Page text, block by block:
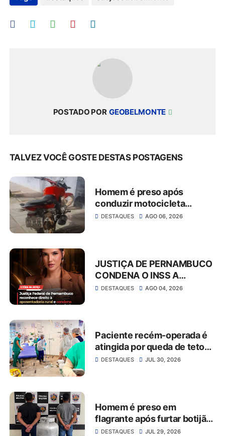
POSTADO POR GEOBELMONTE
TALVEZ VOCÊ GOSTE DESTAS POSTAGENS
Homem é preso após
conduzir motocicleta
embriagado e resistir à
DESTAQUES AGO 06, 2026
JUSTIÇA DE PERNAMBUCO
CONDENA O INSS A
CONCEDER
DESTAQUES AGO 04, 2026
Paciente recém-operada é
atingida por queda de teto
no Hospital da Restauração
DESTAQUES JUL 30, 2026
Homem é preso em
flagrante após furtar botijão
de gás de estabelecimento
DESTAQUES JUL 29, 2026